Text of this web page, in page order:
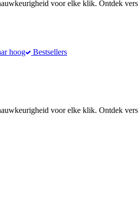
voor elke klik. Ontdek
hoog
Bestsellers
voor elke klik. Ontdek